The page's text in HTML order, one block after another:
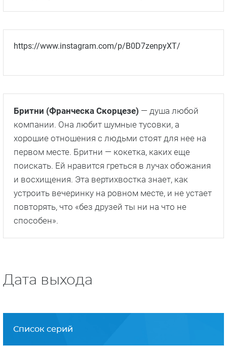
https://www.instagram.com/p/B0D7zenpyXT/
Бритни (Франческа Скорцезе) — душа любой
компании. Она любит шумные тусовки, а
хорошие отношения с людьми стоят для нее на
первом месте. Бритни — кокетка, каких еще
поискать. Ей нравится греться в лучах обожания
и восхищения. Эта вертихвостка знает, как
устроить вечеринку на ровном месте, и не устает
повторять, что «без друзей ты ни на что не
способен».
Дата выхода
Список серий